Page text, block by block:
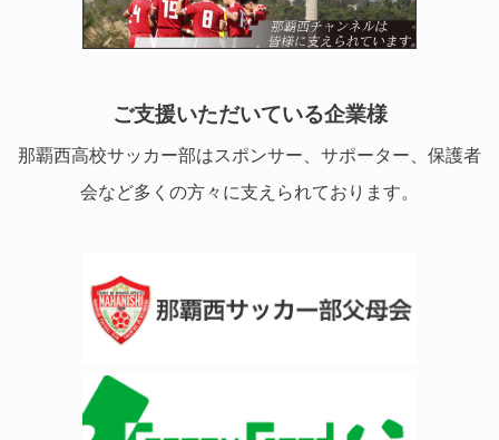
ご支援いただいている企業様
那覇西高校サッカー部はスポンサー、サポーター、保護者
会など多くの方々に支えられております。